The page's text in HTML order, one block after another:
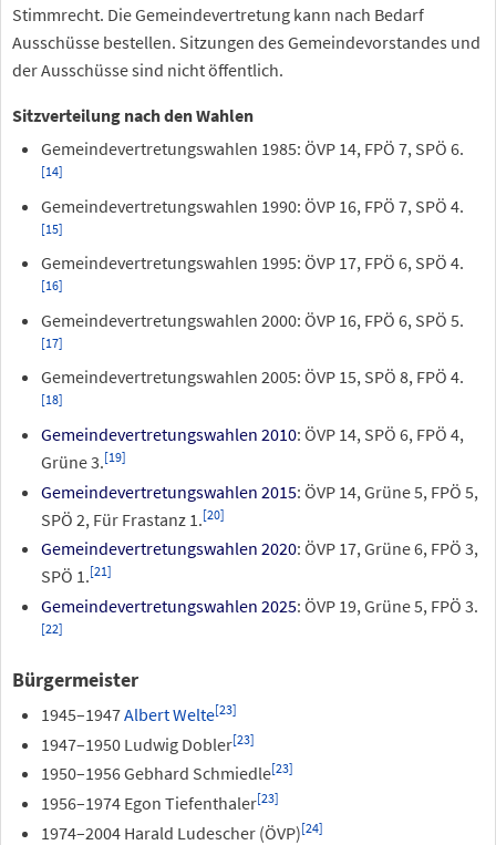
Stimmrecht. Die Gemeindevertretung kann nach Bedarf
Ausschüsse bestellen. Sitzungen des Gemeindevorstandes und
der Ausschüsse sind nicht öffentlich.
Sitzverteilung nach den Wahlen
Gemeindevertretungswahlen 1985: ÖVP 14, FPÖ 7, SPÖ 6.
[14]
Gemeindevertretungswahlen 1990: ÖVP 16, FPÖ 7, SPÖ 4.
[15]
Gemeindevertretungswahlen 1995: ÖVP 17, FPÖ 6, SPÖ 4.
[16]
Gemeindevertretungswahlen 2000: ÖVP 16, FPÖ 6, SPÖ 5.
[17]
Gemeindevertretungswahlen 2005: ÖVP 15, SPÖ 8, FPÖ 4.
[18]
Gemeindevertretungswahlen 2010: ÖVP 14, SPÖ 6, FPÖ 4,
Grüne 3.[19]
Gemeindevertretungswahlen 2015: ÖVP 14, Grüne 5, FPÖ 5,
SPÖ 2, Für Frastanz 1.[20]
Gemeindevertretungswahlen 2020: ÖVP 17, Grüne 6, FPÖ 3,
SPÖ 1.[21]
Gemeindevertretungswahlen 2025: ÖVP 19, Grüne 5, FPÖ 3.
[22]
Bürgermeister
1945–1947Albert Welte[23]
1947–1950 Ludwig Dobler[23]
1950–1956 Gebhard Schmiedle[23]
1956–1974 Egon Tiefenthaler[23]
1974–2004 Harald Ludescher (ÖVP)[24]